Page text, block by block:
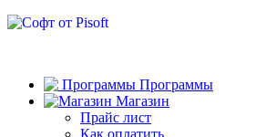
Программы
Магазин
Прайс лист
Как оплатить